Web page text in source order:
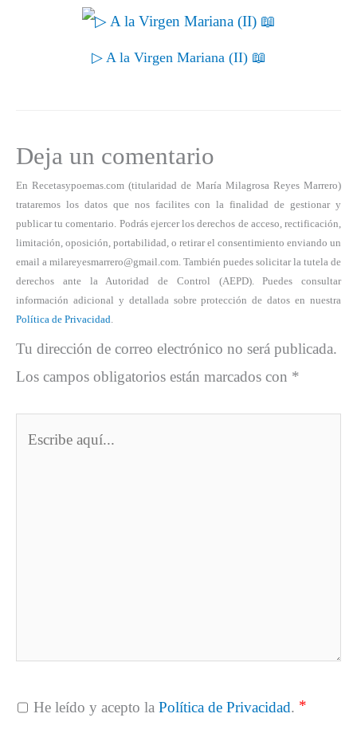
▷ A la Virgen Mariana (II) 📖
Deja un comentario
En Recetasypoemas.com (titularidad de María Milagrosa Reyes Marrero)
trataremos los datos que nos facilites con la finalidad de gestionar y
publicar tu comentario. Podrás ejercer los derechos de acceso, rectificación,
limitación, oposición, portabilidad, o retirar el consentimiento enviando un
email a milareyesmarrero@gmail.com. También puedes solicitar la tutela de
derechos ante la Autoridad de Control (AEPD). Puedes consultar
información adicional y detallada sobre protección de datos en nuestra
Política de Privacidad.
Tu dirección de correo electrónico no será publicada.
Los campos obligatorios están marcados con *
He leído y acepto la Política de Privacidad. *